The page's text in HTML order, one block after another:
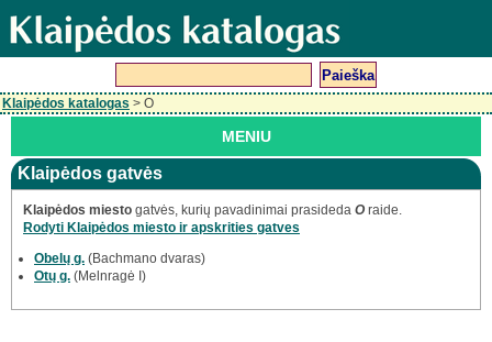
Klaipėdos katalogas > O
MENIU
Klaipėdos gatvės
Klaipėdos miesto gatvės, kurių pavadinimai prasideda O raide.
Rodyti Klaipėdos miesto ir apskrities gatves
Obelų g. (Bachmano dvaras)
Otų g. (Melnragė I)